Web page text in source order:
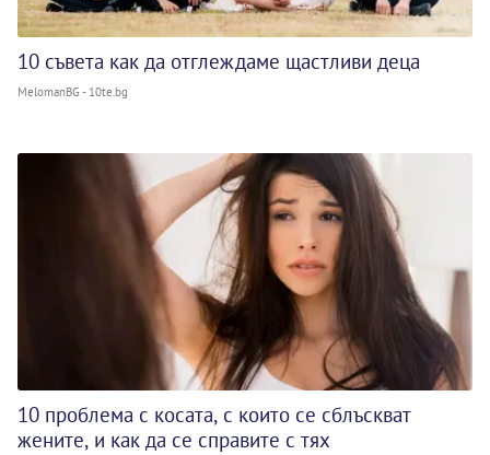
10 съвета как да отглеждаме щастливи деца
MelomanBG - 10te.bg
10 проблема с косата, с които се сблъскват
жените, и как да се справите с тях